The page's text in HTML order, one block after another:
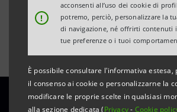
!
acconsenti all’uso dei cookie di
potremo, perciò, personalizzare la
di navigazione, né offrirti contenuti
tue preferenze o i tuoi
È possibile consultare l'informativa estesa,
il consenso ai cookie o personalizzarne la
modificare le proprie scelte in qualsiasi
alla sezione dedicata (Privacy- Cookie
globale